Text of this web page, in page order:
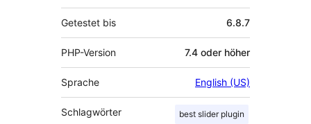
Getestet bis 6.8.7
PHP-Version 7.4 oder höher
Sprache English (US)
Schlagwörter best slider plugin